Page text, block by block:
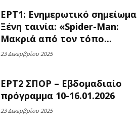
ΕΡΤ1: Ενημερωτικό σημείωμα
Ξένη ταινία: «Spider-Man:
Μακριά από τον τόπο...
23 Δεκεμβρίου 2025
ΕΡΤ2 ΣΠΟΡ – Εβδομαδιαίο
πρόγραμμα 10-16.01.2026
23 Δεκεμβρίου 2025